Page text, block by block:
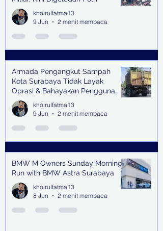
khoirulfatma13
9 Jun
2 menit membaca
Armada Pengangkut Sampah
Kota Surabaya Tidak Layak
Oprasi & Bahayakan Pengguna
Jalan
khoirulfatma13
9 Jun
2 menit membaca
BMW M Owners Sunday Morning
Run with BMW Astra Surabaya
khoirulfatma13
8 Jun
2 menit membaca